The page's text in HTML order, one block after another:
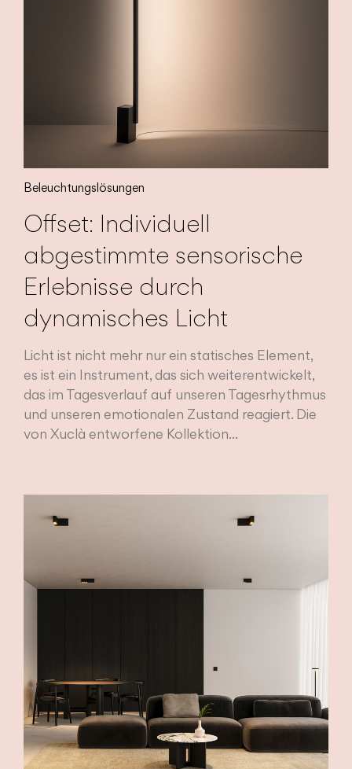
Beleuchtungslösungen
Offset: Individuell
abgestimmte sensorische
Erlebnisse durch
dynamisches Licht
Licht ist nicht mehr nur ein statisches Element,
es ist ein Instrument, das sich weiterentwickelt,
das im Tagesverlauf auf unseren Tagesrhythmus
und unseren emotionalen Zustand reagiert. Die
von Xuclà entworfene Kollektion...